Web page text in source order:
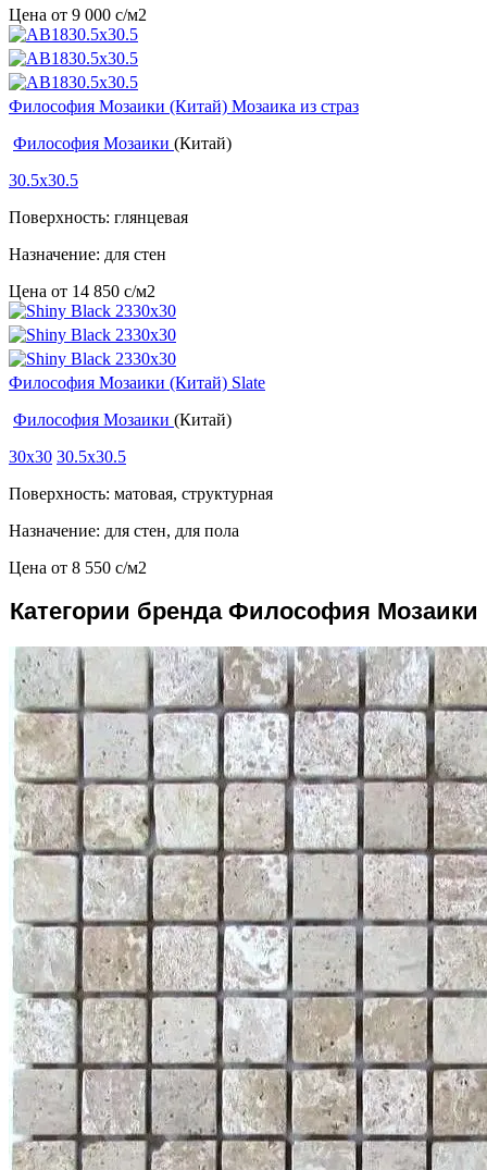
Цена от 9 000 c/м2
Философия Мозаики (Китай) Мозаика из страз
Философия Мозаики (Китай)
30.5x30.5
Поверхность: глянцевая
Назначение: для стен
Цена от 14 850 c/м2
Философия Мозаики (Китай) Slate
Философия Мозаики (Китай)
30x30 30.5x30.5
Поверхность: матовая, структурная
Назначение: для стен, для пола
Цена от 8 550 c/м2
Категории бренда Философия Мозаики